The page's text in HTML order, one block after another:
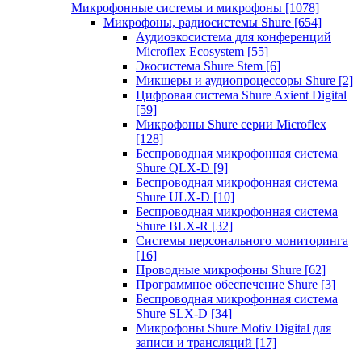
Микрофонные системы и микрофоны [1078]
Микрофоны, радиосистемы Shure [654]
Аудиоэкосистема для конференций
Microflex Ecosystem [55]
Экосистема Shure Stem [6]
Микшеры и аудиопроцессоры Shure [2]
Цифровая система Shure Axient Digital
[59]
Микрофоны Shure серии Microflex
[128]
Беспроводная микрофонная система
Shure QLX-D [9]
Беспроводная микрофонная система
Shure ULX-D [10]
Беспроводная микрофонная система
Shure BLX-R [32]
Системы персонального мониторинга
[16]
Проводные микрофоны Shure [62]
Программное обеспечение Shure [3]
Беспроводная микрофонная система
Shure SLX-D [34]
Микрофоны Shure Motiv Digital для
записи и трансляций [17]